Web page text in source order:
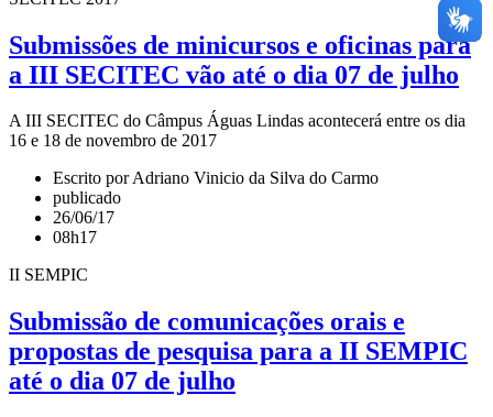
Submissões de minicursos e oficinas para
a III SECITEC vão até o dia 07 de julho
A III SECITEC do Câmpus Águas Lindas acontecerá entre os dia
16 e 18 de novembro de 2017
Escrito por Adriano Vinicio da Silva do Carmo
publicado
26/06/17
08h17
II SEMPIC
Submissão de comunicações orais e
propostas de pesquisa para a II SEMPIC
até o dia 07 de julho